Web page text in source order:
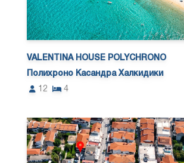
VALENTINA HOUSE POLYCHRONO
Полихроно Касандра Халкидики
12
4